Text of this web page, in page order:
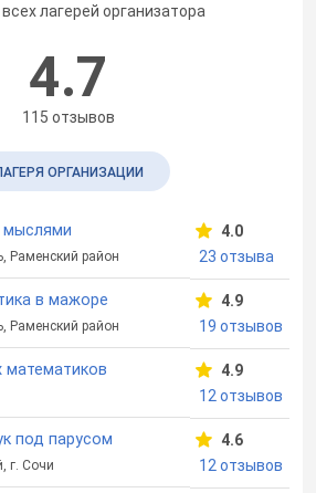
лагерей организатора
4.7
115 отзывов
ОРГАНИЗАЦИИ
мыслями
Раменский район
4.0
23 отзыва
в мажоре
Раменский район
4.9
19 отзывов
математиков
4.9
12 отзывов
под парусом
г. Сочи
4.6
12 отзывов